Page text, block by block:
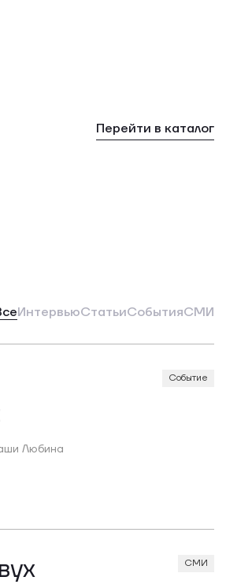
Перейти в каталог
ИнтервьюСтатьиСобытияСМИ
Любина
Событие
СМИ